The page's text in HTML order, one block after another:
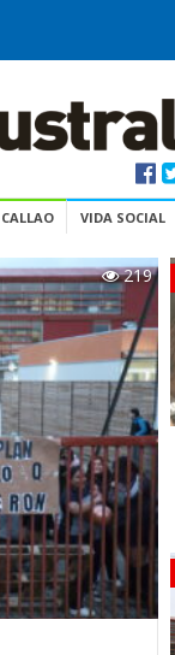
VIDA SOCIAL
219